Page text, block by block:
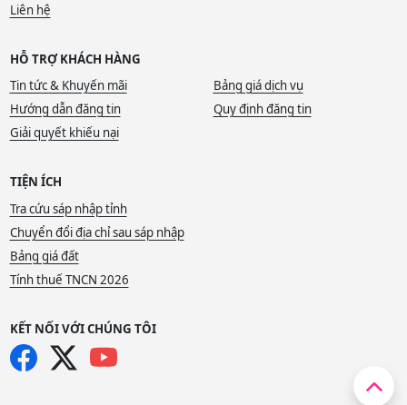
Liên hệ
HỖ TRỢ KHÁCH HÀNG
Tin tức & Khuyến mãi
Bảng giá dịch vụ
Hướng dẫn đăng tin
Quy định đăng tin
Giải quyết khiếu nại
TIỆN ÍCH
Tra cứu sáp nhập tỉnh
Chuyển đổi địa chỉ sau sáp nhập
Bảng giá đất
Tính thuế TNCN 2026
KẾT NỐI VỚI CHÚNG TÔI